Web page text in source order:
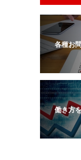
各種お
働き方